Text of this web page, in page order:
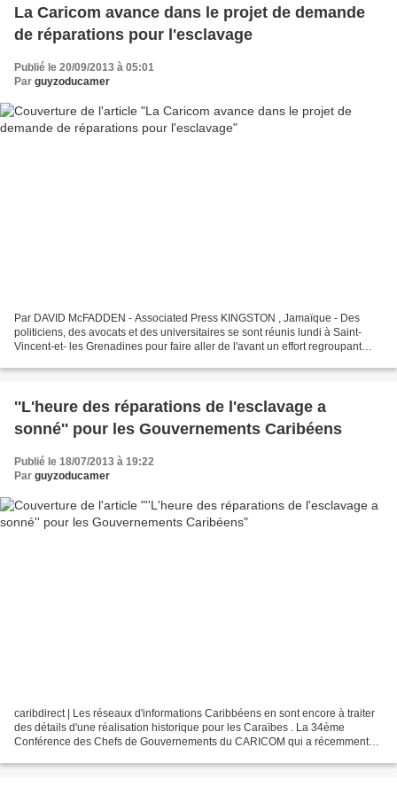
La Caricom avance dans le projet de demande
de réparations pour l'esclavage
Publié le 20/09/2013 à 05:01
Par guyzoducamer
Par DAVID McFADDEN - Associated Press KINGSTON , Jamaïque - Des
politiciens, des avocats et des universitaires se sont réunis lundi à Saint-
Vincent-et- les Grenadines pour faire aller de l'avant un effort regroupant
''L'heure des réparations de l'esclavage a
sonné'' pour les Gouvernements Caribéens
Publié le 18/07/2013 à 19:22
Par guyzoducamer
caribdirect | Les réseaux d'informations Caribbéens en sont encore à traiter
des détails d'une réalisation historique pour les Caraïbes . La 34ème
Conférence des Chefs de Gouvernements du CARICOM qui a récemment